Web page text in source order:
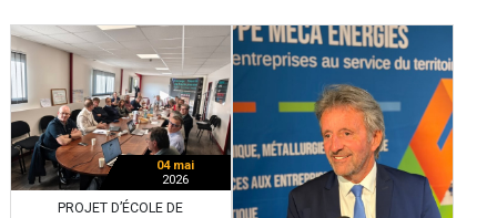
04 mai
2026
PROJET D’ÉCOLE DE